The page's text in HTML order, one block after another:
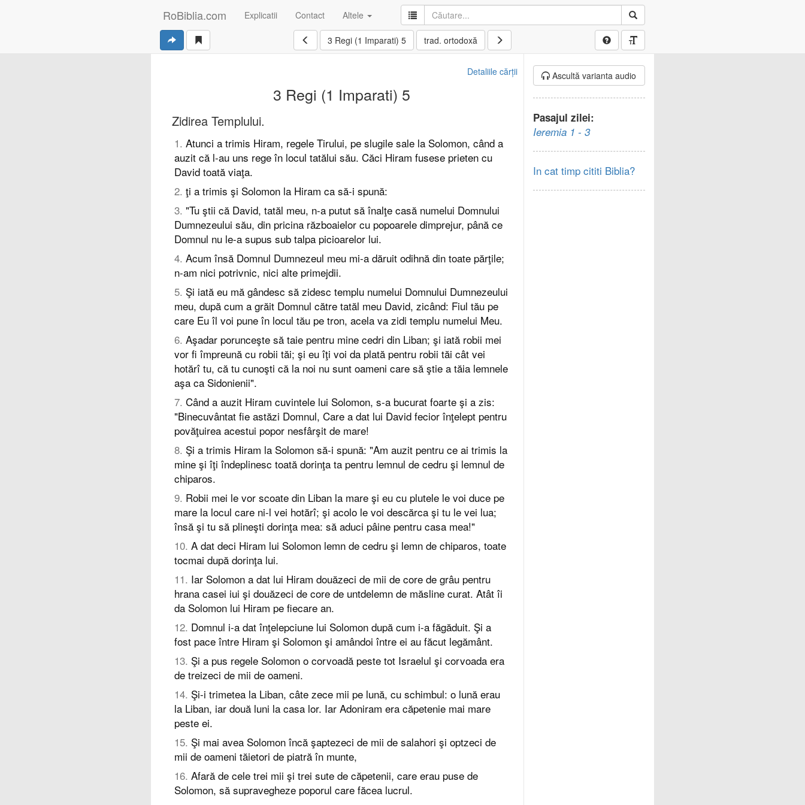
RoBiblia.com Explicatii Contact Altele
3 Regi (1 Imparati) 5 trad. ortodoxă
Detaliile cărții
3 Regi (1 Imparati) 5
Zidirea Templului.
1. Atunci a trimis Hiram, regele Tirului, pe slugile sale la Solomon, când a
auzit că l-au uns rege în locul tatălui său. Căci Hiram fusese prieten cu
David toată viaţa.
2. ţi a trimis şi Solomon la Hiram ca să-i spună:
3. "Tu ştii că David, tatăl meu, n-a putut să înalţe casă numelui Domnului
Dumnezeului său, din pricina războaielor cu popoarele dimprejur, până ce
Domnul nu le-a supus sub talpa picioarelor lui.
4. Acum însă Domnul Dumnezeul meu mi-a dăruit odihnă din toate părţile;
n-am nici potrivnic, nici alte primejdii.
5. Şi iată eu mă gândesc să zidesc templu numelui Domnului Dumnezeului
meu, după cum a grăit Domnul către tatăl meu David, zicând: Fiul tău pe
care Eu îl voi pune în locul tău pe tron, acela va zidi templu numelui Meu.
6. Aşadar porunceşte să taie pentru mine cedri din Liban; şi iată robii mei
vor fi împreună cu robii tăi; şi eu îţi voi da plată pentru robii tăi cât vei
hotărî tu, că tu cunoşti că la noi nu sunt oameni care să ştie a tăia lemnele
aşa ca Sidonienii".
7. Când a auzit Hiram cuvintele lui Solomon, s-a bucurat foarte şi a zis:
"Binecuvântat fie astăzi Domnul, Care a dat lui David fecior înţelept pentru
povăţuirea acestui popor nesfârşit de mare!
8. Şi a trimis Hiram la Solomon să-i spună: "Am auzit pentru ce ai trimis la
mine şi îţi îndeplinesc toată dorinţa ta pentru lemnul de cedru şi lemnul de
chiparos.
9. Robii mei le vor scoate din Liban la mare şi eu cu plutele le voi duce pe
mare la locul care ni-l vei hotărî; şi acolo le voi descărca şi tu le vei lua;
însă şi tu să plineşti dorinţa mea: să aduci pâine pentru casa mea!"
10. A dat deci Hiram lui Solomon lemn de cedru şi lemn de chiparos, toate
tocmai după dorinţa lui.
11. Iar Solomon a dat lui Hiram douăzeci de mii de core de grâu pentru
hrana casei iui şi douăzeci de core de untdelemn de măsline curat. Atât îi
da Solomon lui Hiram pe fiecare an.
12. Domnul i-a dat înţelepciune lui Solomon după cum i-a făgăduit. Şi a
fost pace între Hiram şi Solomon şi amândoi între ei au făcut legământ.
13. Şi a pus regele Solomon o corvoadă peste tot Israelul şi corvoada era
de treizeci de mii de oameni.
14. Şi-i trimetea la Liban, câte zece mii pe lună, cu schimbul: o lună erau
la Liban, iar două luni la casa lor. Iar Adoniram era căpetenie mai mare
peste ei.
15. Şi mai avea Solomon încă şaptezeci de mii de salahori şi optzeci de
mii de oameni tăietori de piatră în munte,
16. Afară de cele trei mii şi trei sute de căpetenii, care erau puse de
Solomon, să supravegheze poporul care făcea lucrul.
Ascultă varianta audio
Pasajul zilei:
Ieremia 1 - 3
In cat timp cititi Biblia?